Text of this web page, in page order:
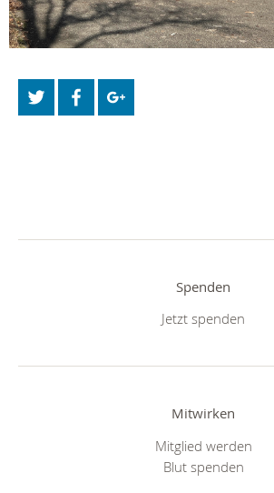
Spenden
Jetzt spenden
Mitwirken
Mitglied werden
Blut spenden